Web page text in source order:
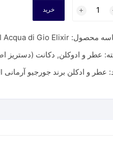
خرید
محصول: Acqua di Gio Elixir
عطر و ادوکلن, دکانت (دستریز
عطر و ادکلن برند جورجیو آرمانی GIORGIO ARMANI